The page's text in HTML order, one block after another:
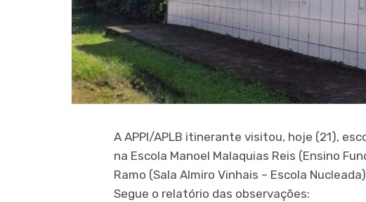
A APPI/APLB itinerante visitou, hoje (21),
na Escola Manoel Malaquias Reis (Ensino
Ramo (Sala Almiro Vinhais – Escola
Segue o relatório das observações: